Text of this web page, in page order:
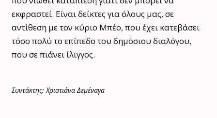
εκφραστεί. Είναι δείκτες για όλους μας, σε
αντίθεση με τον κύριο Μπέο, που έχει κατεβάσει
τόσο πολύ το επίπεδο του δημόσιου διαλόγου,
που σε πιάνει ίλιγγος.
Συντάκτης: Χριστιάνα Δεμέναγα